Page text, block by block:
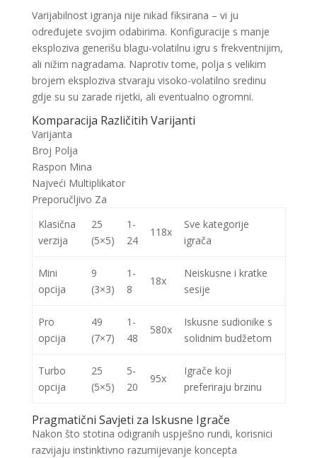
Varijabilnost igranja nije nikad fiksirana – vi ju
određujete svojim odabirima. Konfiguracije s manje
eksploziva generišu blagu-volatilnu igru s frekventnijim,
ali nižim nagradama. Naprotiv tome, polja s velikim
brojem eksploziva stvaraju visoko-volatilno sredinu
gdje su su zarade rijetki, ali eventualno ogromni.
Komparacija Različitih Varijanti
Varijanta
Broj Polja
Raspon Mina
Najveći Multiplikator
Preporučljivo Za
Klasična
verzija
25
(5×5)
1-
24
118x
Sve kategorije
igrača
Mini
opcija
9
(3×3)
1-
8
18x
Neiskusne i kratke
sesije
Pro
opcija
49
(7×7)
1-
48
580x
Iskusne sudionike s
solidnim budžetom
Turbo
opcija
25
(5×5)
5-
20
95x
Igrače koji
preferiraju brzinu
Pragmatični Savjeti za Iskusne Igrače
Nakon što stotina odigranih uspješno rundi, korisnici
razvijaju instinktivno razumijevanje koncepta